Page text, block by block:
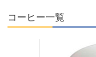
コーヒー一覧